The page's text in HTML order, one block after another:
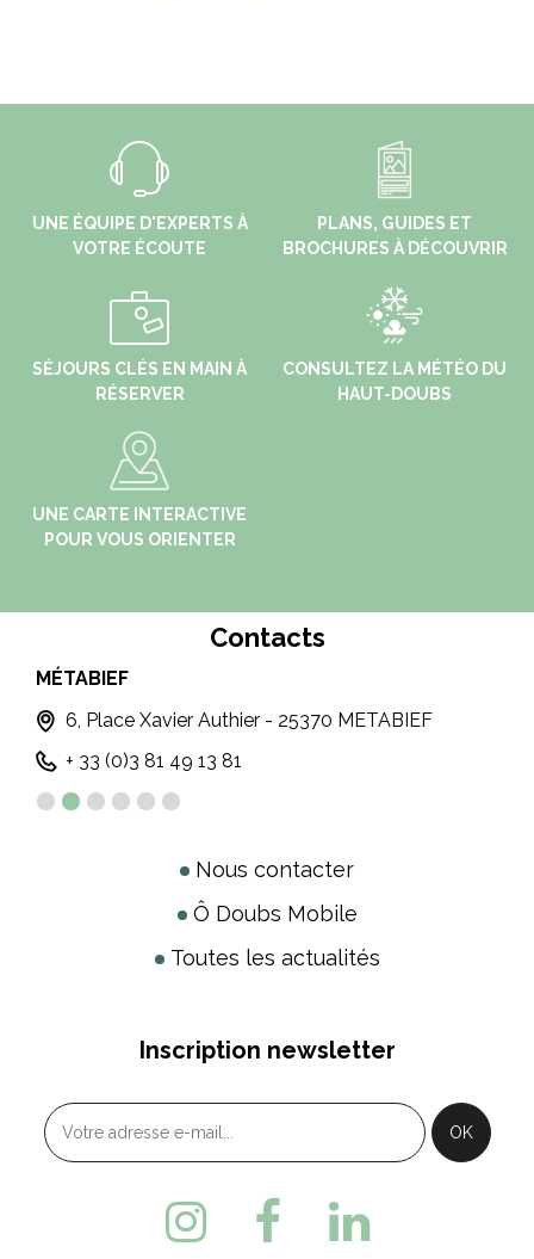
UNE ÉQUIPE D'EXPERTS À
VOTRE ÉCOUTE
PLANS, GUIDES ET
BROCHURES À DÉCOUVRIR
SÉJOURS CLÉS EN MAIN À
RÉSERVER
CONSULTEZ LA MÉTÉO DU
HAUT-DOUBS
UNE CARTE INTERACTIVE
POUR VOUS ORIENTER
Contacts
MÉTABIEF
6, Place Xavier Authier - 25370 METABIEF
+ 33 (0)3 81 49 13 81
Nous contacter
Ô Doubs Mobile
Toutes les actualités
Inscription newsletter